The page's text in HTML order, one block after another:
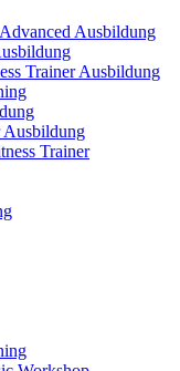
Ausbildung
Trainer Ausbildung
Ausbildung
Trainer